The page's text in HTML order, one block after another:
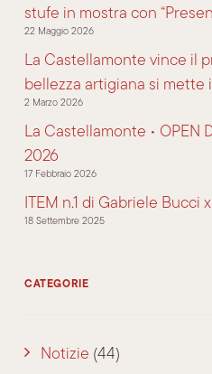
stufe in mostra con
22 Maggio 2026
La Castellamonte vince il
bellezza artigiana si mette
2 Marzo 2026
La Castellamonte • OPEN
2026
17 Febbraio 2026
ITEM n.1 di Gabriele Bucci
18 Settembre 2025
CATEGORIE
Notizie (44)